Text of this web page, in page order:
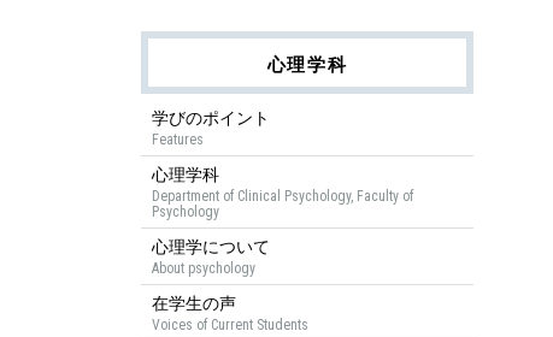
心理学科
学びのポイント
Features
心理学科
Department of Clinical Psychology, Faculty of
Psychology
心理学について
About psychology
在学生の声
Voices of Current Students